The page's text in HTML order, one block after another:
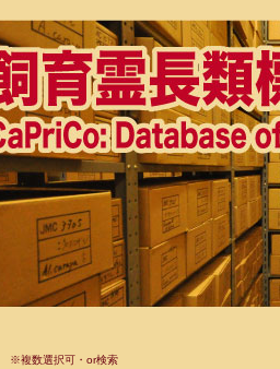
※複数選択可・or検索